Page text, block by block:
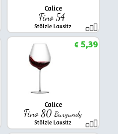
Calice
Fino 54
Stölzle Lausitz
Calice
Fino 80Burgundy
Stölzle Lausitz
€5,39